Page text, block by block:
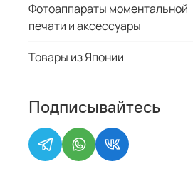
Фотоаппараты моментальной
печати и аксессуары
Товары из Японии
Подписывайтесь